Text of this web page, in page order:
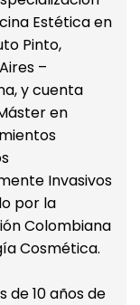
Estética en
Pinto,
–
y cuenta
en
Invasivos
por la
Colombiana
Cosmética.
de 10 años de